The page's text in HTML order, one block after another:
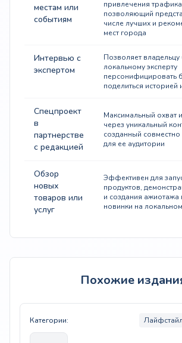
местам или
событиям
привлечения
позволяющий
числе лучших и
мест города
Интервью с
экспертом
Позволяет владельцу
локальному эксперту
персонифицировать
поделиться
Спецпроект
в
партнерстве
с редакцией
Максимальный охват
через уникальный
созданный совместно
для ее аудитории
Обзор
новых
товаров или
услуг
Эффективен для
продуктов,
и создания ажиотажа
новинки на
Похожие
Категории: Лайфстайл